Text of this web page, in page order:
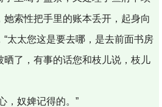
索性把手里的账本丢开，起身向
太太您这是要去哪，是去前面书房
晒了，有事的话您和枝儿说，枝儿
，奴婢记得的。”